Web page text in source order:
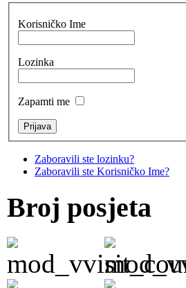
Korisničko Ime
Lozinka
Zapamti me
Zaboravili ste lozinku?
Zaboravili ste Korisničko Ime?
Broj posjeta